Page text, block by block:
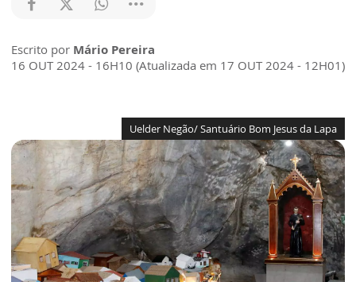
Escrito por Mário Pereira
16 OUT 2024 - 16H10 (Atualizada em 17 OUT 2024 - 12H01)
Uelder Negão/ Santuário Bom Jesus da Lapa